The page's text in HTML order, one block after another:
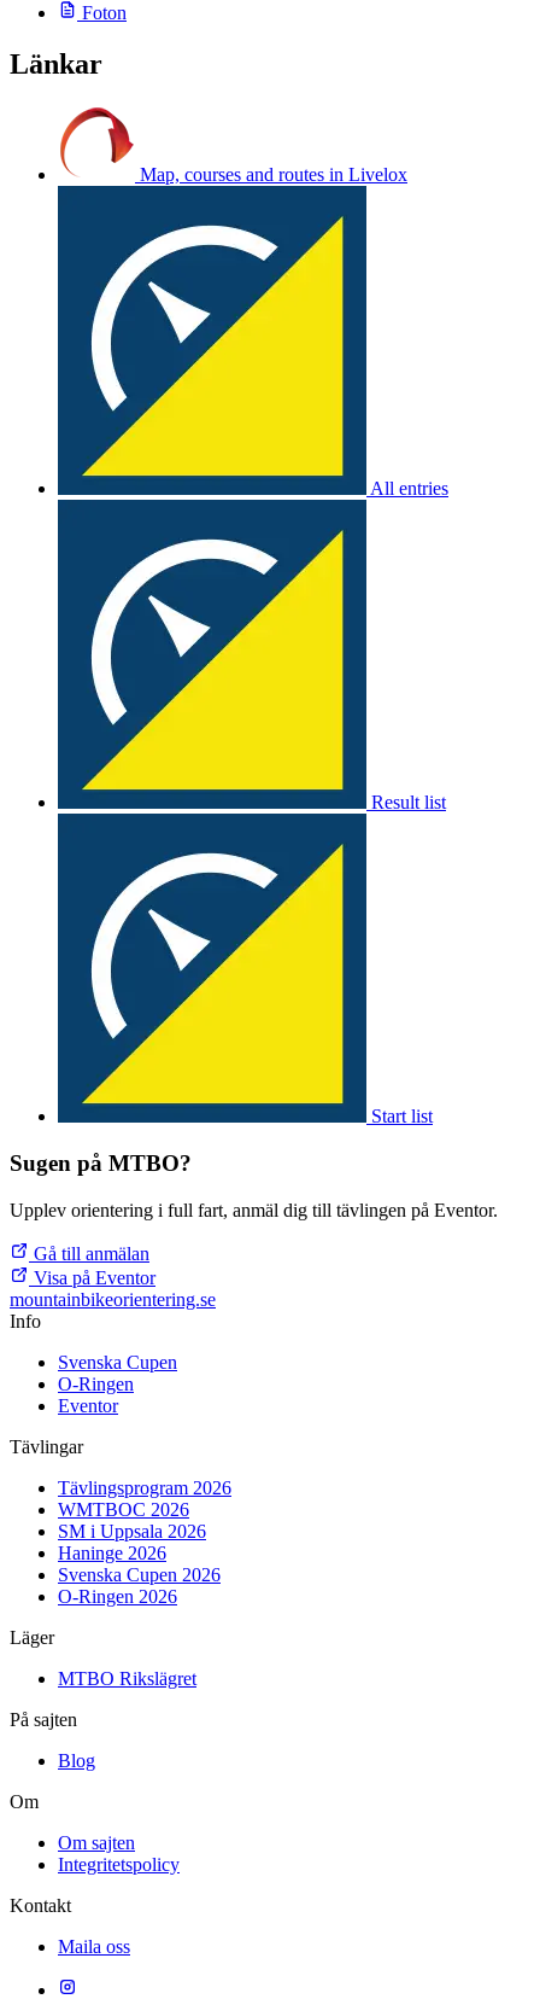
Foton
Länkar
Map, courses and routes in Livelox
All entries
Result list
Start list
Sugen på MTBO?
Upplev orientering i full fart, anmäl dig till tävlingen på Eventor.
Gå till anmälan
Visa på Eventor
mountainbikeorientering.se
Info
Svenska Cupen
O-Ringen
Eventor
Tävlingar
Tävlingsprogram 2026
WMTBOC 2026
SM i Uppsala 2026
Haninge 2026
Svenska Cupen 2026
O-Ringen 2026
Läger
MTBO Rikslägret
På sajten
Blog
Om
Om sajten
Integritetspolicy
Kontakt
Maila oss